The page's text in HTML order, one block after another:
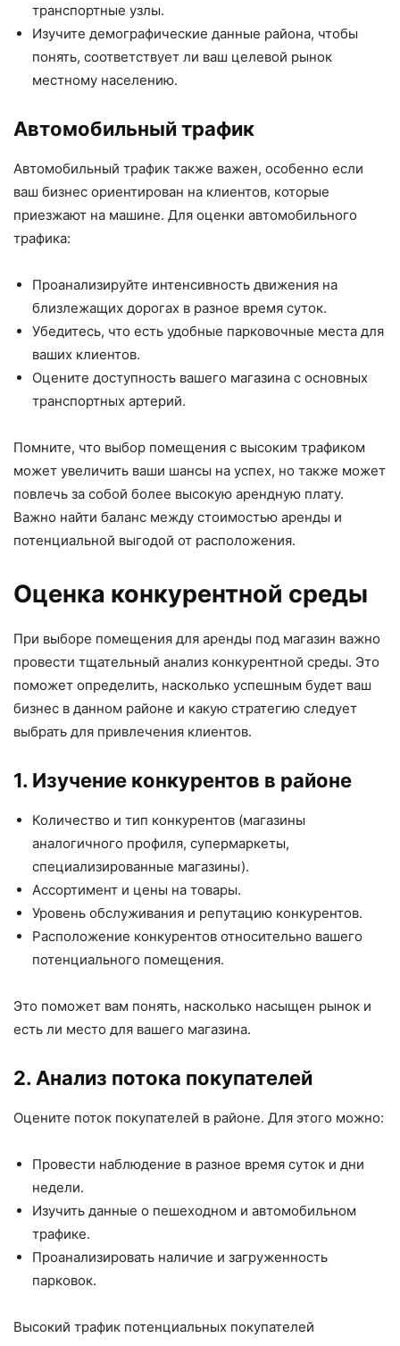
транспортные узлы.
Изучите демографические данные района, чтобы
понять, соответствует ли ваш целевой рынок
местному населению.
Автомобильный трафик
Автомобильный трафик также важен, особенно если
ваш бизнес ориентирован на клиентов, которые
приезжают на машине. Для оценки автомобильного
трафика:
Проанализируйте интенсивность движения на
близлежащих дорогах в разное время суток.
Убедитесь, что есть удобные парковочные места для
ваших клиентов.
Оцените доступность вашего магазина с основных
транспортных артерий.
Помните, что выбор помещения с высоким трафиком
может увеличить ваши шансы на успех, но также может
повлечь за собой более высокую арендную плату.
Важно найти баланс между стоимостью аренды и
потенциальной выгодой от расположения.
Оценка конкурентной среды
При выборе помещения для аренды под магазин важно
провести тщательный анализ конкурентной среды. Это
поможет определить, насколько успешным будет ваш
бизнес в данном районе и какую стратегию следует
выбрать для привлечения клиентов.
1. Изучение конкурентов в районе
Количество и тип конкурентов (магазины
аналогичного профиля, супермаркеты,
специализированные магазины).
Ассортимент и цены на товары.
Уровень обслуживания и репутацию конкурентов.
Расположение конкурентов относительно вашего
потенциального помещения.
Это поможет вам понять, насколько насыщен рынок и
есть ли место для вашего магазина.
2. Анализ потока покупателей
Оцените поток покупателей в районе. Для этого можно:
Провести наблюдение в разное время суток и дни
недели.
Изучить данные о пешеходном и автомобильном
трафике.
Проанализировать наличие и загруженность
парковок.
Высокий трафик потенциальных покупателей